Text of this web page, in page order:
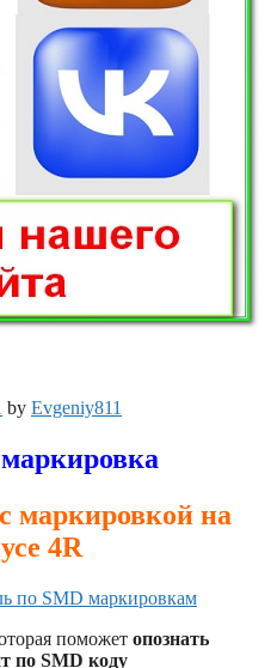
by Evgeniy811
маркировкой на
4R
по SMD маркировкам
поможет опознать
по SMD коду